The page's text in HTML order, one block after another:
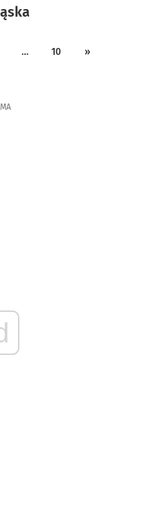
… 10 »